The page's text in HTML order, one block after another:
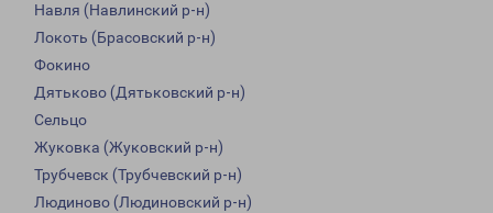
Навля (Навлинский р-н)
Локоть (Брасовский р-н)
Фокино
Дятьково (Дятьковский р-н)
Сельцо
Жуковка (Жуковский р-н)
Трубчевск (Трубчевский р-н)
Людиново (Людиновский р-н)